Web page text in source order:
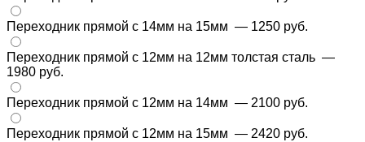
Переходник прямой с 14мм на 15мм — 1250 руб.
Переходник прямой с 12мм на 12мм толстая сталь —
1980 руб.
Переходник прямой с 12мм на 14мм — 2100 руб.
Переходник прямой с 12мм на 15мм — 2420 руб.